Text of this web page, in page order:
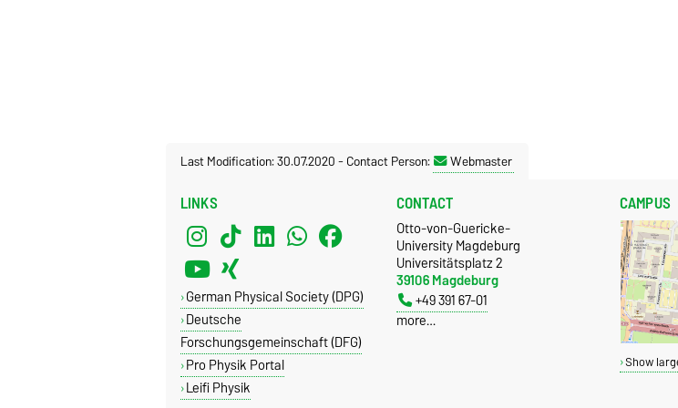
Last Modification: 30.07.2020-Contact Person: Webmaster
LINKS
German Physical Society (DPG)
Deutsche
Forschungsgemeinschaft (DFG)
Pro Physik Portal
Leifi Physik
CONTACT
Otto-von-Guericke-
University Magdeburg
Universitätsplatz 2
39106 Magdeburg
+49 391 67-01
more…
CAMPUS
Show